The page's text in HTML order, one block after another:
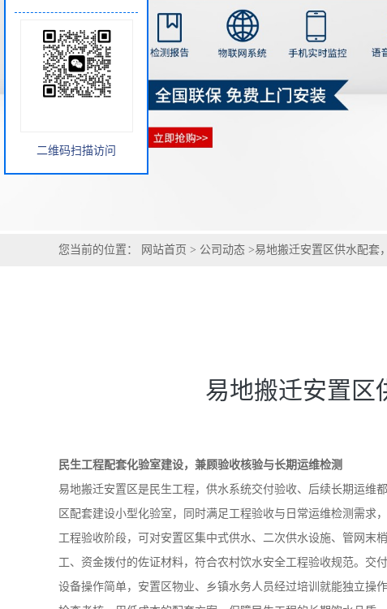
网站首页>公司动态>易地搬迁安置区供水配套
易地搬迁安置区
工程验收阶段，可对安置区集中式供水、二次供水设施、管网
检查考核，用低成本的配套方案，保障民生工程的长期饮水品质
常见问题解答：
Q：安置区小型化验室，只配这一台设备够用吗？
A：饮用水常规检测项目全部覆盖，完全满足安置区日常自检、
Q：搬迁入住高峰期，需要加测哪些指标？
A：入住初期检测微生物、余氯、浊度，排查管网施工残留、用
二维码扫描访问